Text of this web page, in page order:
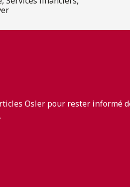
Osler pour rester informé